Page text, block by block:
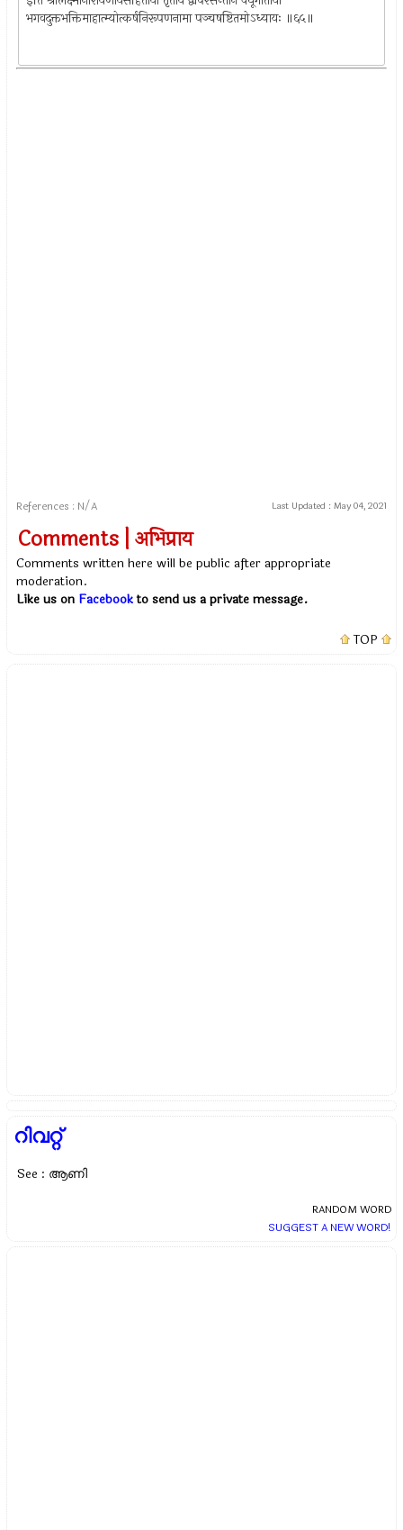
भगवदुक्तभक्तिमाहात्म्योत्कर्षनिरूपणनामा पञ्चषष्टितमोऽध्यायः ॥६५॥
References : N/A Last Updated : May 04, 2021
Comments | अभिप्राय
Comments written here will be public after appropriate
moderation.
Like us on Facebookto send us a private message.
TOP
റിവറ്റ്
See : ആണി
RANDOM WORD
SUGGEST A NEW WORD!